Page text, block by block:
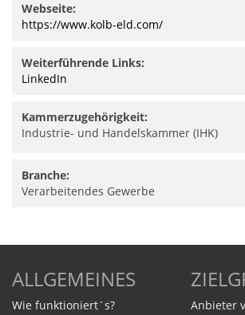
Webseite:
https://www.kolb-eld.com/
Weiterführende Links:
LinkedIn
Kammerzugehörigkeit:
Industrie- und Handelskammer (IHK)
Branche:
Verarbeitendes Gewerbe
ALLGEMEINES
Wie funktioniert´s?
Anbieter